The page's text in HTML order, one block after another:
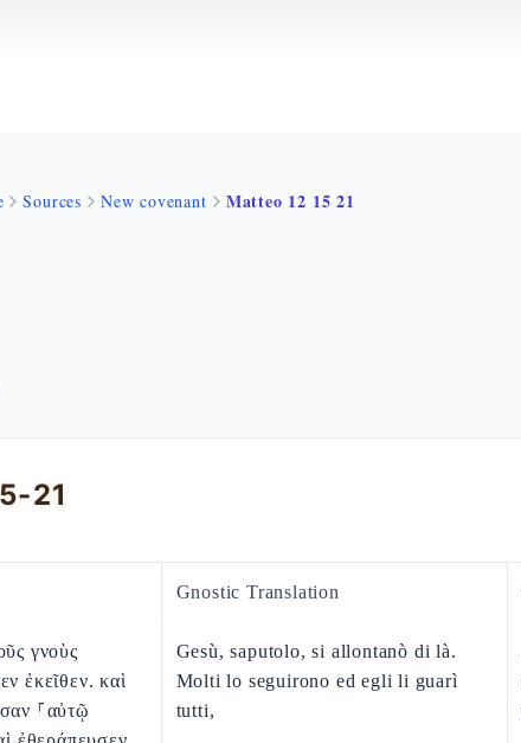
Sources New covenant Matteo 12 15 21
21
Gnostic Translation
γνοὺς
ἐκεῖθεν. καὶ
⸀αὐτῷ
Gesù, saputolo, si allontanò di là.
Molti lo seguirono ed egli li guarì
tutti,